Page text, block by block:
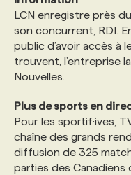
LCN enregistre près
son concurrent, RDI.
public d’avoir accès à
trouvent, l’entreprise
Nouvelles.
Plus de sports en
Pour les sportif·ives,
chaîne des grands
diffusion de 325
parties des Canadiens